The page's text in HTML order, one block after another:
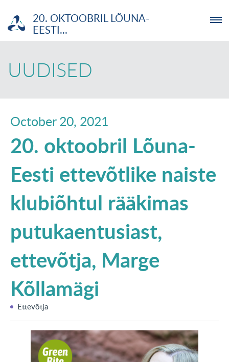
20. OKTOOBRIL LÕUNA-
EESTI...
MTÜ
INVESTOR
TUTVUSTUS
UUDISED
KONTAKT
UUDISED
October 20, 2021
20. oktoobril Lõuna-
Eesti ettevõtlike naiste
klubiõhtul rääkimas
putukaentusiast,
ettevõtja, Marge
Kõllamägi
Ettevõtja